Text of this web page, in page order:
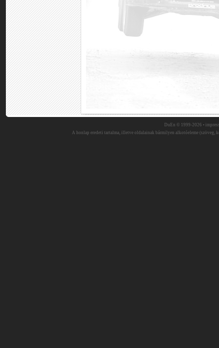
DuEn © 1999-2026 •
A honlap eredeti tartalma, illetve oldalainak bármilyen alkotóeleme (szöveg,